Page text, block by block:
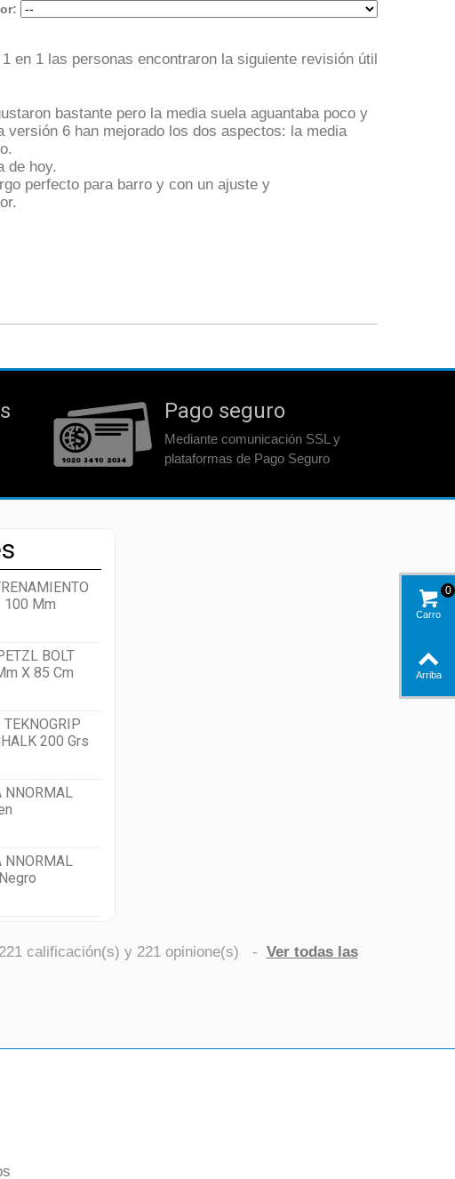
1 en 1 las personas encontraron la siguiente revisión útil
bastante pero la media suela aguantaba poco y
6 han mejorado los dos aspectos: la media
de hoy.
perfecto para barro y con un ajuste y
Pago seguro
Mediante comunicación SSL y
plataformas de Pago Seguro
100 Mm
BOLT
X 85 Cm
200 Grs
NNORMAL
NNORMAL
221calificación(s) y 221opinione(s) - Ver todas las
Carro
0
Arriba